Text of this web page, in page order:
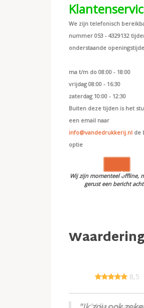
We zijn telefonisch
nummer 053 - 4329132
onderstaande
ma t/m do 08:00 - 18:00
vrijdag 08:00 - 16:30
zaterdag 10:00 - 12:30
Buiten deze tijden is het
een email naar
info@vandedrukkerij.nl de
optie
Wij zijn momenteel offline,
gerust een bericht
8,5
8,5
8,5
8,5
8,2
8,5
9,5